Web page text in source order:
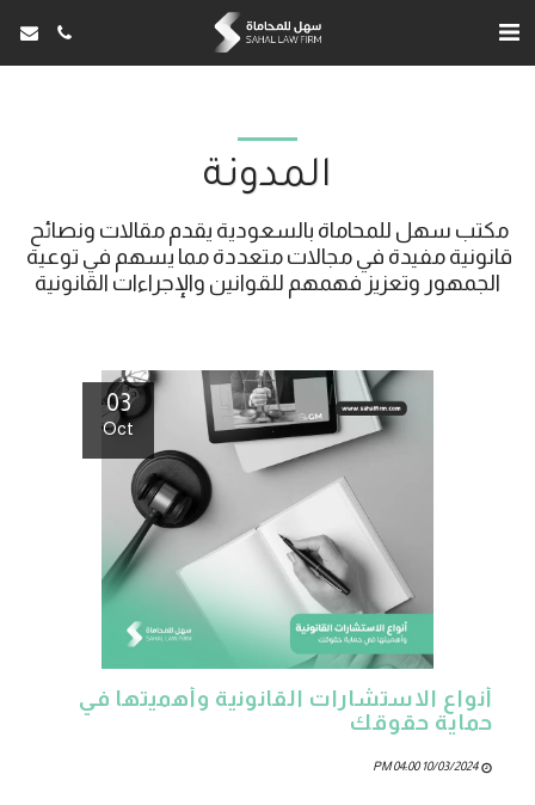
المدونة
الجمهور وتعزيز فهمهم للقوانين والإجراءات القانونية
03
Oct
أنواع الاستشارات القانونية وأهميتها في
حماية حقوقك
10/03/2024 04:00 PM